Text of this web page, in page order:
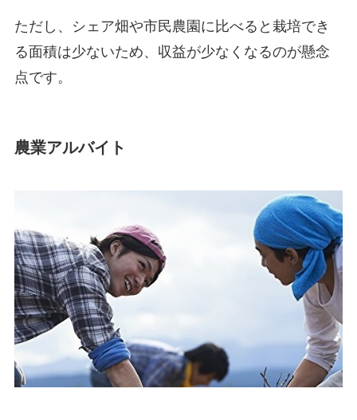
ただし、シェア畑や市民農園に比べると栽培でき
る面積は少ないため、収益が少なくなるのが懸念
点です。
農業アルバイト